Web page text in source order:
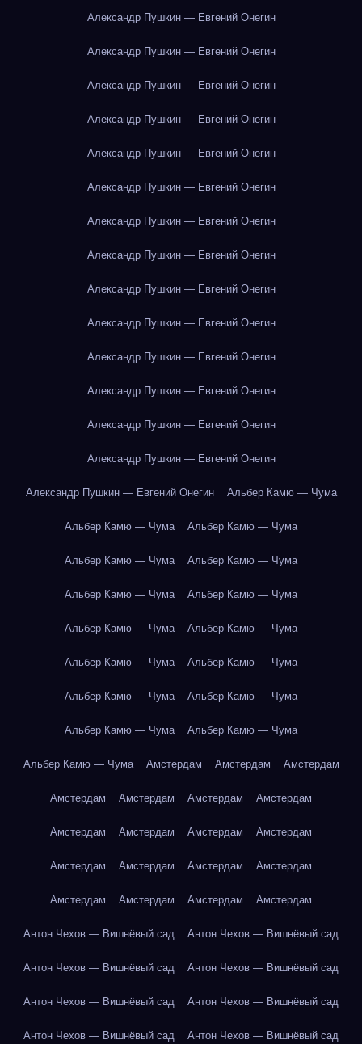
Александр Пушкин — Евгений Онегин
Александр Пушкин — Евгений Онегин
Александр Пушкин — Евгений Онегин
Александр Пушкин — Евгений Онегин
Александр Пушкин — Евгений Онегин
Александр Пушкин — Евгений Онегин
Александр Пушкин — Евгений Онегин
Александр Пушкин — Евгений Онегин
Александр Пушкин — Евгений Онегин
Александр Пушкин — Евгений Онегин
Александр Пушкин — Евгений Онегин
Александр Пушкин — Евгений Онегин
Александр Пушкин — Евгений Онегин
Александр Пушкин — Евгений Онегин
Александр Пушкин — Евгений Онегин Альбер Камю — Чума
Альбер Камю — Чума Альбер Камю — Чума
Альбер Камю — Чума Альбер Камю — Чума
Альбер Камю — Чума Альбер Камю — Чума
Альбер Камю — Чума Альбер Камю — Чума
Альбер Камю — Чума Альбер Камю — Чума
Альбер Камю — Чума Альбер Камю — Чума
Альбер Камю — Чума Альбер Камю — Чума
Альбер Камю — Чума Амстердам Амстердам Амстердам
Амстердам Амстердам Амстердам Амстердам
Амстердам Амстердам Амстердам Амстердам
Амстердам Амстердам Амстердам Амстердам
Амстердам Амстердам Амстердам Амстердам
Антон Чехов — Вишнёвый сад Антон Чехов — Вишнёвый сад
Антон Чехов — Вишнёвый сад Антон Чехов — Вишнёвый сад
Антон Чехов — Вишнёвый сад Антон Чехов — Вишнёвый сад
Антон Чехов — Вишнёвый сад Антон Чехов — Вишнёвый сад